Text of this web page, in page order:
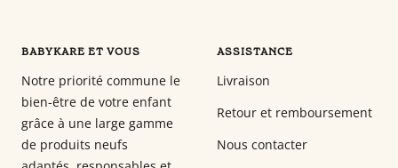
BABYKARE ET VOUS
Notre priorité commune le
bien-être de votre enfant
grâce à une large gamme
de produits neufs
ASSISTANCE
Livraison
Retour et remboursement
Nous contacter